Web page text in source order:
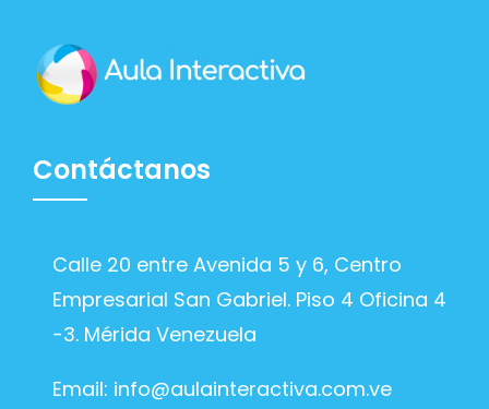
Contáctanos
Calle 20 entre Avenida 5 y 6, Centro
Empresarial San Gabriel. Piso 4 Oficina 4
-3. Mérida Venezuela
Email: info@aulainteractiva.com.ve